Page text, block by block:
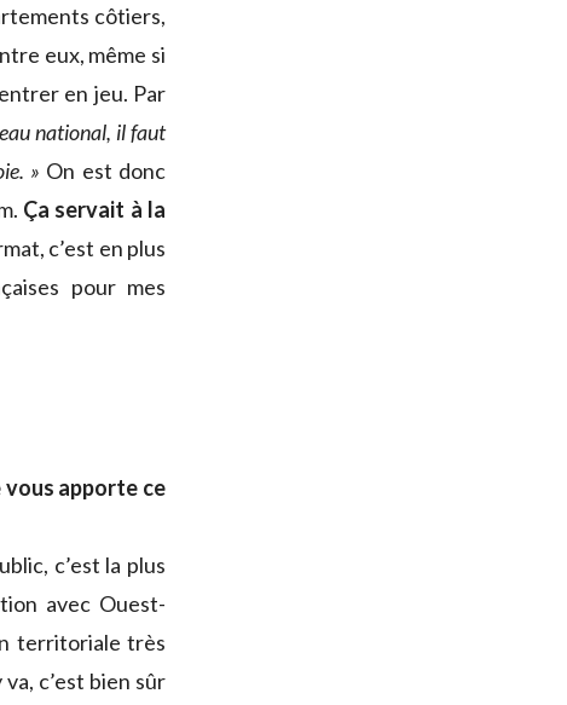
côtiers,
eux, même si
en jeu. Par
national, il faut
» On est donc
Ça servait à la
c’est en plus
pour mes
vous apporte ce
c’est la plus
avec Ouest-
territoriale très
c’est bien sûr